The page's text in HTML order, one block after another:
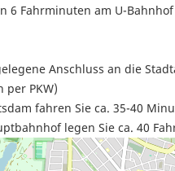
6 Fahrminuten am U-
Anschluss an die
per PKW)
fahren Sie ca. 35-40
legen Sie ca. 40